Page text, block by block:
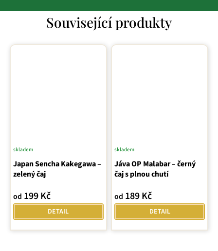
Související produkty
Japan Sencha Kakegawa –
zelený čaj
Průměrné
hodnocení
produktu
5,0
5
hvězdiček.
skladem
od 199 Kč
DETAIL
Jáva OP Malabar – černý
čaj s plnou chutí
skladem
od 189 Kč
DETAIL